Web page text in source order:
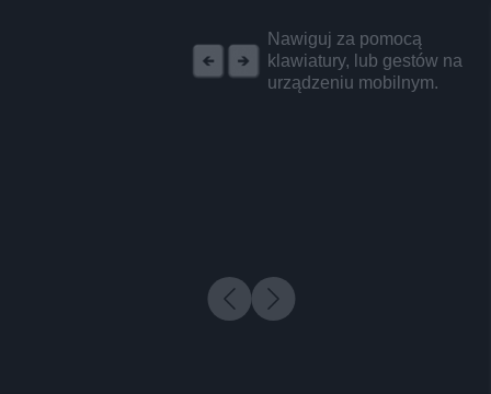
Nawiguj za pomocą
klawiatury, lub gestów na
urządzeniu mobilnym.